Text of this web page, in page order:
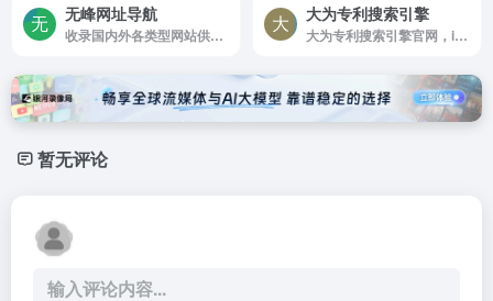
无峰网址导航
收录国内外各类型网站供网友检索
大为专利搜索引擎
大为专利搜索引擎官网，innojoy专利搜索引擎收录全球105多个国家1，4亿多件专利数据，简单易用，专利搜索，innojoy专利搜索，中文专利搜索引擎，专利检索，专利查询，专利下载，发明专利查询网，为我国颇具创新能力的科学家，研发人员，法律专业人士等提供技术情报和研发决策支持，帮助我国用户参与全球性竞争。
暂无评论